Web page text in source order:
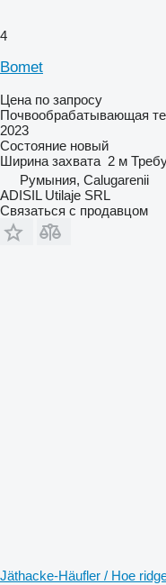
4
Bomet
Цена по запросу
Почвообрабатывающая
2023
Состояние новый
Ширина захвата 2 м
Румыния, Calugarenii
ADISIL Utilaje SRL
Связаться с продавцом
Jäthacke-Häufler / Hoe